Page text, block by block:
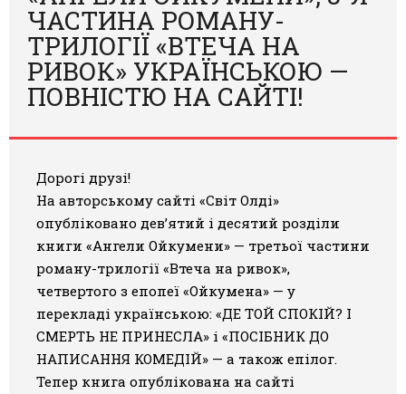
Автори
Книги
Галерея
Світ Олді
ЧАСТИНА РОМАНУ-
ТРИЛОГІЇ «ВТЕЧА НА
РИВОК» УКРАЇНСЬКОЮ —
ПОВНІСТЮ НА САЙТІ!
Дорогі друзі!
На авторському сайті «Світ Олді»
опубліковано дев’ятий і десятий розділи
книги «Ангели Ойкумени» — третьої частини
роману-трилогії «Втеча на ривок»,
четвертого з епопеї «Ойкумена» — у
перекладі українською: «ДЕ ТОЙ СПОКІЙ? І
СМЕРТЬ НЕ ПРИНЕСЛА» і «ПОСІБНИК ДО
НАПИСАННЯ КОМЕДІЙ» — а також епілог.
Тепер книга опублікована на сайті